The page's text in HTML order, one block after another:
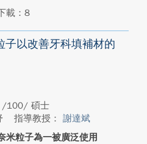
載：8
子以改善牙科填補材的
/100/ 碩士
指導教授： 謝達斌
米粒子為一被廣泛使用